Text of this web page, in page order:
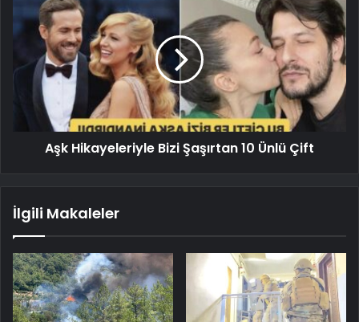
Aşk Hikayeleriyle Bizi Şaşırtan 10 Ünlü Çift
İlgili Makaleler